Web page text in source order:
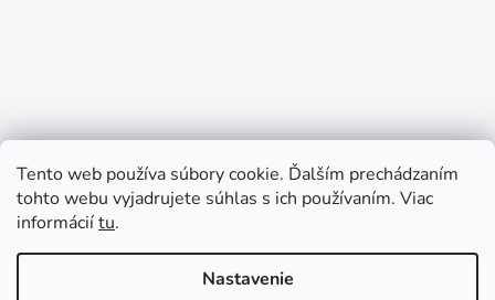
Tento web používa súbory cookie. Ďalším prechádzaním
tohto webu vyjadrujete súhlas s ich používaním. Viac
informáciítu.
Nastavenie
Prijímame online platby